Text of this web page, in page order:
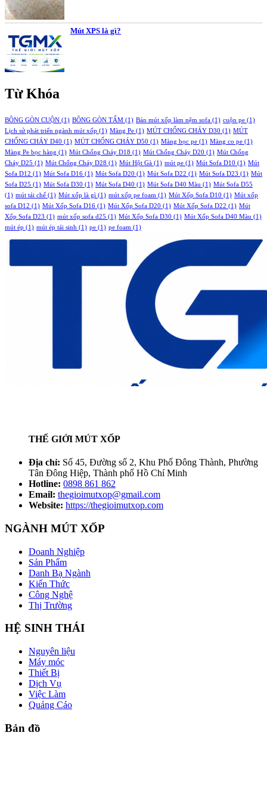
Mút XPS là gì?
Từ Khóa
BÔNG GÒN CUỘN (1) BÔNG GÒN TẤM (1) Bán mút xốp làm nệm sofa (1) cuộn pe (1)
Lịch sử phát triển ngành mút xốp (1) Màng Pe (1) MÚT CHỐNG CHÁY D30 (1) MÚT
CHỐNG CHÁY D40 (1) MÚT CHỐNG CHÁY D50 (1) Màng bọc pe (1) Màng co pe (1)
Màng Pe bọc hàng (1) Mút Chống Cháy D18 (1) Mút Chống Cháy D20 (1) Mút Chống
Cháy D25 (1) Mút Chống Cháy D28 (1) Mút Hột Gà (1) mút pe (1) Mút Sofa D10 (1) Mút
Sofa D12 (1) Mút Sofa D16 (1) Mút Sofa D20 (1) Mút Sofa D22 (1) Mút Sofa D23 (1) Mút
Sofa D25 (1) Mút Sofa D30 (1) Mút Sofa D40 (1) Mút Sofa D40 Màu (1) Mút Sofa D55
(1) mút tái chế (1) Mút xốp là gì (1) mút xốp pe foam (1) Mút Xốp Sofa D10 (1) Mút xốp
sofa D12 (1) Mút Xốp Sofa D16 (1) Mút Xốp Sofa D20 (1) Mút Xốp Sofa D22 (1) Mút
Xốp Sofa D23 (1) mút xốp sofa d25 (1) Mút Xốp Sofa D30 (1) Mút Xốp Sofa D40 Màu (1)
mút ép (1) mút ép tái sinh (1) pe (1) pe foam (1)
THẾ GIỚI MÚT XỐP
Địa chỉ: Số 45, Đường số 2, Khu Phố Đông Thành, Phường
Tân Đông Hiệp, Thành phố Hồ Chí Minh
Hotline: 0898 861 862
Email: thegioimutxop@gmail.com
Website: https://thegioimutxop.com
NGÀNH MÚT XỐP
Doanh Nghiệp
Sản Phẩm
Danh Bạ Ngành
Kiến Thức
Công Nghệ
Thị Trường
HỆ SINH THÁI
Nguyên liệu
Máy móc
Thiết Bị
Dịch Vụ
Việc Làm
Quảng Cáo
Bản đồ